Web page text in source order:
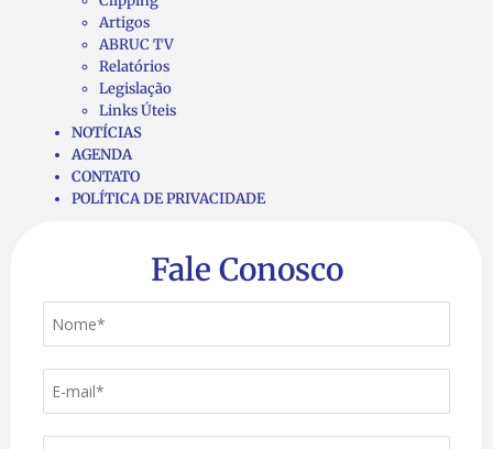
Artigos
ABRUC TV
Relatórios
Legislação
Links Úteis
NOTÍCIAS
AGENDA
CONTATO
POLÍTICA DE PRIVACIDADE
Fale Conosco